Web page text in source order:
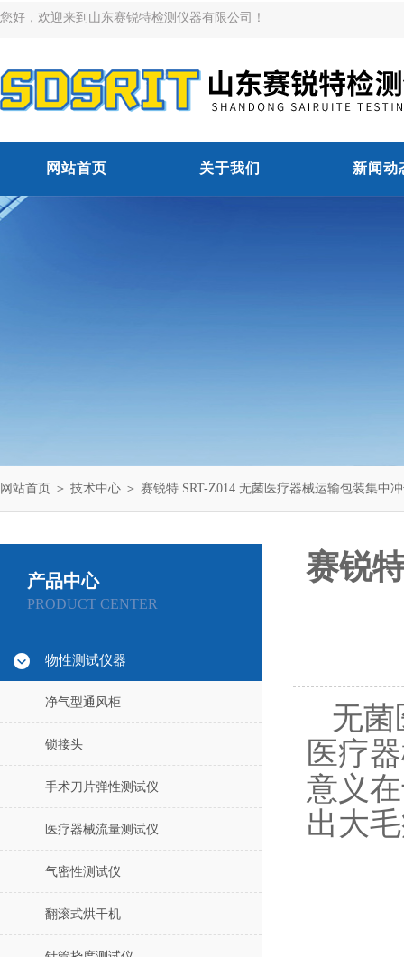
您好，欢迎来到山东赛锐特检测仪器有限公司！
网站首页 关于我们 新闻动
网站首页 ＞ 技术中心 ＞ 赛锐特 SRT-Z014 无菌医疗器械运输包装集中
产品中心
PRODUCT CENTER
物性测试仪器
净气型通风柜
锁接头
手术刀片弹性测试仪
医疗器械流量测试仪
气密性测试仪
翻滚式烘干机
赛锐
无菌
医疗
意义
出大